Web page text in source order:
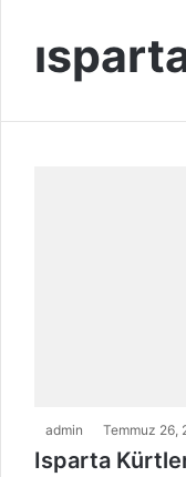
admin Temmuz 26,
Isparta